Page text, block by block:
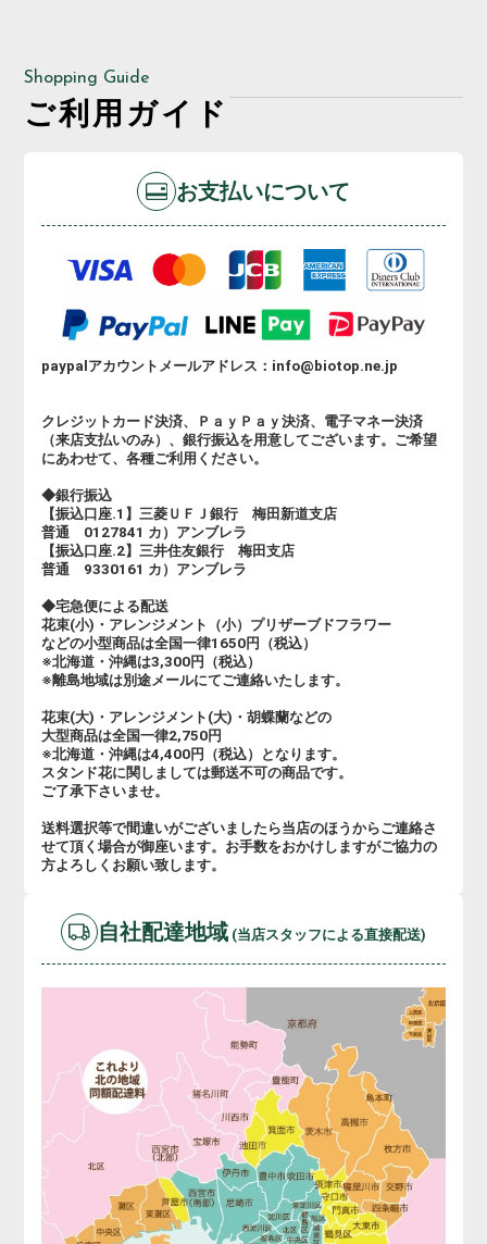
Shopping Guide
ご利用ガイド
お支払いについて
paypalアカウントメールアドレス：info@biotop.ne.jp
クレジットカード決済、ＰａｙＰａｙ決済、電子マネー決済
（来店支払いのみ）、銀行振込を用意してございます。ご希望
にあわせて、各種ご利用ください。
◆銀行振込
【振込口座.1】三菱ＵＦＪ銀行 梅田新道支店
普通 0127841 カ）アンブレラ
【振込口座.2】三井住友銀行 梅田支店
普通 9330161 カ）アンブレラ
◆宅急便による配送
花束(小)・アレンジメント（小）プリザーブドフラワー
などの小型商品は全国一律1650円（税込）
※北海道・沖縄は3,300円（税込）
※離島地域は別途メールにてご連絡いたします。
花束(大)・アレンジメント(大)・胡蝶蘭などの
大型商品は全国一律2,750円
※北海道・沖縄は4,400円（税込）となります。
スタンド花に関しましては郵送不可の商品です。
ご了承下さいませ。
送料選択等で間違いがございましたら当店のほうからご連絡さ
せて頂く場合が御座います。お手数をおかけしますがご協力の
方よろしくお願い致します。
自社配達地域 (当店スタッフによる直接配送)